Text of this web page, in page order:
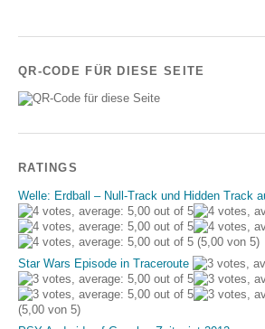
QR-CODE FÜR DIESE SEITE
RATINGS
Welle: Erdball – Null-Track und Hidden Track
(5,00 von 5)
Star Wars Episode in Traceroute
(5,00 von 5)